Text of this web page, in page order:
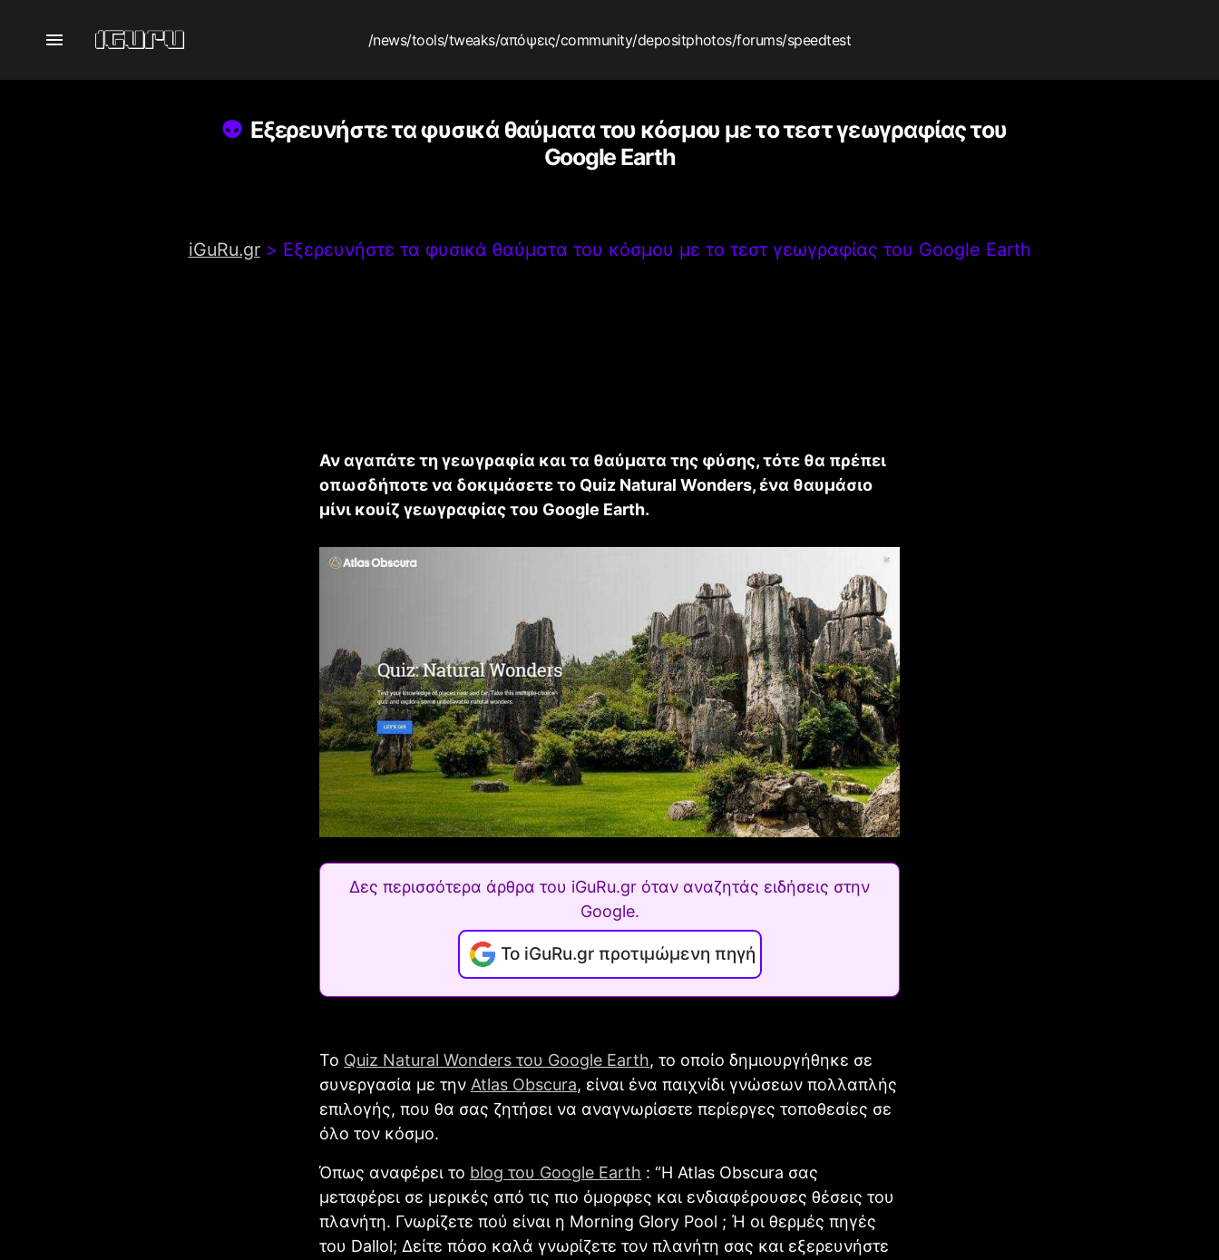
/news/tools/tweaks/απόψεις/community/depositphotos/forums/speedtest
Εξερευνήστε τα φυσικά θαύματα του κόσμου με το τεστ γεωγραφίας του
Google Earth
iGuRu.gr> Εξερευνήστε τα φυσικά θαύματα του κόσμου με το τεστ γεωγραφίας του Google Earth
Αν αγαπάτε τη γεωγραφία και τα θαύματα της φύσης, τότε θα πρέπει
οπωσδήποτε να δοκιμάσετε το Quiz Natural Wonders, ένα θαυμάσιο
μίνι κουίζ γεωγραφίας του Google Earth.
Δες περισσότερα άρθρα του iGuRu.gr όταν αναζητάς ειδήσεις στην
Google.
Το iGuRu.gr προτιμώμενη πηγή
Το Quiz Natural Wonders του Google Earth, το οποίο δημιουργήθηκε σε
συνεργασία με την Atlas Obscura, είναι ένα παιχνίδι γνώσεων πολλαπλής
επιλογής, που θα σας ζητήσει να αναγνωρίσετε περίεργες τοποθεσίες σε
όλο τον κόσμο.
Όπως αναφέρει το blog του Google Earth : “Η Atlas Obscura σας
μεταφέρει σε μερικές από τις πιο όμορφες και ενδιαφέρουσες θέσεις του
πλανήτη. Γνωρίζετε πού είναι η Morning Glory Pool ; Ή οι θερμές πηγές
του Dallol; Δείτε πόσο καλά γνωρίζετε τον πλανήτη σας και εξερευνήστε